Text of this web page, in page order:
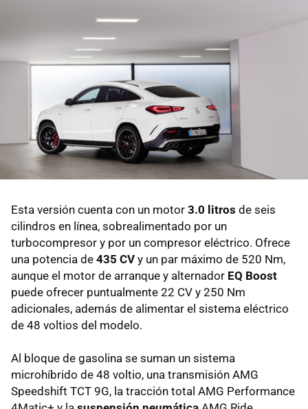
Esta versión cuenta con un motor 3.0 litros de seis
cilindros en línea, sobrealimentado por un
turbocompresor y por un compresor eléctrico. Ofrece
una potencia de 435 CV y un par máximo de 520 Nm,
aunque el motor de arranque y alternador EQ Boost
puede ofrecer puntualmente 22 CV y 250 Nm
adicionales, además de alimentar el sistema eléctrico
de 48 voltios del modelo.
Al bloque de gasolina se suman un sistema
microhíbrido de 48 voltio, una transmisión AMG
Speedshift TCT 9G, la tracción total AMG Performance